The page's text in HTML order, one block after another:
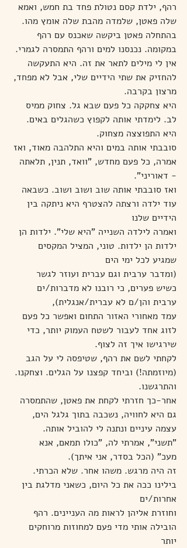
רהף, ילדת קסם נטולת פחד בת חמש, ואמא
שלה פאטן, שלמדה מהבת שלה אומץ מהו.
בהתחלה פאטן ביקשה שאכנס עם רהף
במקומה. נכנסנו למים ורהף התמסרה לגמרי.
אין לי מילים לתאר את זה. היא התעקשה
להחזיק את שתי הידיים שלי, אבל לא מפחד,
מרצון בקרבה.
היא צחקקה כל פעם שבא גל. צחוק ממיס
לב. לימדתי אותה לקפוץ כשהגלים באים.
היא התפוצצה מצחוק.
סובבתי אותה במים והיא התלהבה מאוד, ואז
אמרה, כל פעם מחדש, "וואד, תנין, תלאתה
- דאוריני".
ואז סובבתי אותה שוב ושוב ושוב. כשבאה
עוד ילדה ורצתה להצטרף היא ניתקה בין
הידיים שלנו
ואמרה לילדה השנייה "היא שלי". ילדות הן
ילדות הן ילדות. טוני, המציל המקסים
שמגיע לכל ימי הים
(ומדבר ערבית וגם עברית ועוזר לגשר
כשיש פערים, כי רובנו לא מדברות/ים
ערבית והן/ם לא עברית/אנגלית),
עמד מאחורי האזור התחום ואפשר כל פעם
לזוג אחד לעבור לשטח העמוק יותר, כדי
שירגישו איך זה לצוף.
לקחתי לשם את רהף, שטיפסה לי על הגב
(מיוזמתה!) וביחד קפצנו על הגלים. וצחקנו.
והתרגשנו.
אחר-כך חזרתי לקחת את פאטן, שהתמסרה
גם היא לחוויה, נשכבה בתוך גלגל הים,
עצמה עיניים ונתנה לי להוביל אותה.
"תשני", אמרתי לה, "כולו תמאם, אנא
מעכ" (הכל בסדר, אני איתך).
זה היה מרגש. משהו אחר. שלא הכרתי.
בילינו ככה את כל היום, כשאני מדלגת בין
אחרות/ים
וחוזרת אליהן לראות מה העניינים. רהף
הובילה אותי מדי פעם למחוזות מרוחקים
יותר